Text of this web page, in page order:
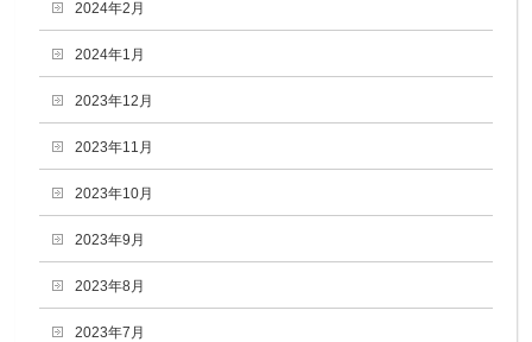
2024年2月
2024年1月
2023年12月
2023年11月
2023年10月
2023年9月
2023年8月
2023年7月